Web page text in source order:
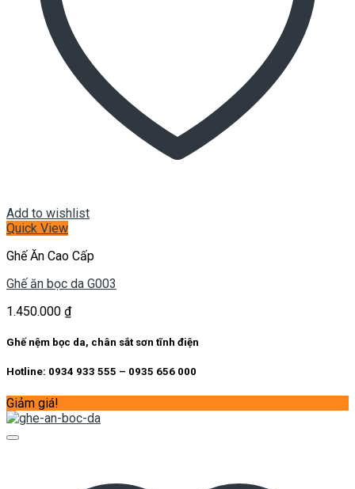
Add to wishlist
Quick View
Ghế Ăn Cao Cấp
Ghế ăn bọc da G003
1.450.000 ₫
Ghế nệm bọc da, chân sắt sơn tĩnh điện
Hotline: 0934 933 555 – 0935 656 000
Giảm giá!